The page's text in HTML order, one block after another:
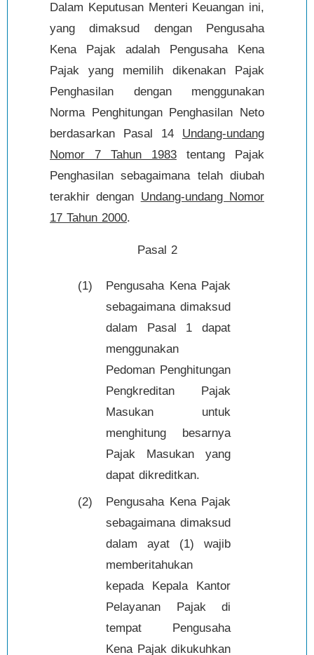
Dalam Keputusan Menteri Keuangan ini,
yang dimaksud dengan Pengusaha
Kena Pajak adalah Pengusaha Kena
Pajak yang memilih dikenakan Pajak
Penghasilan dengan menggunakan
Norma Penghitungan Penghasilan Neto
berdasarkan Pasal 14 Undang-undang
Nomor 7 Tahun 1983 tentang Pajak
Penghasilan sebagaimana telah diubah
terakhir dengan Undang-undang Nomor
17 Tahun 2000.
Pasal 2
(1)
Pengusaha Kena Pajak
sebagaimana dimaksud
dalam Pasal 1 dapat
menggunakan
Pedoman Penghitungan
Pengkreditan Pajak
Masukan untuk
menghitung besarnya
Pajak Masukan yang
dapat dikreditkan.
(2)
Pengusaha Kena Pajak
sebagaimana dimaksud
dalam ayat (1) wajib
memberitahukan
kepada Kepala Kantor
Pelayanan Pajak di
tempat Pengusaha
Kena Pajak dikukuhkan